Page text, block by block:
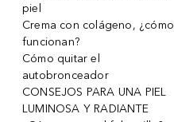
piel
Crema con colágeno, ¿cómo
funcionan?
Cómo quitar el
autobronceador
CONSEJOS PARA UNA PIEL
LUMINOSA Y RADIANTE